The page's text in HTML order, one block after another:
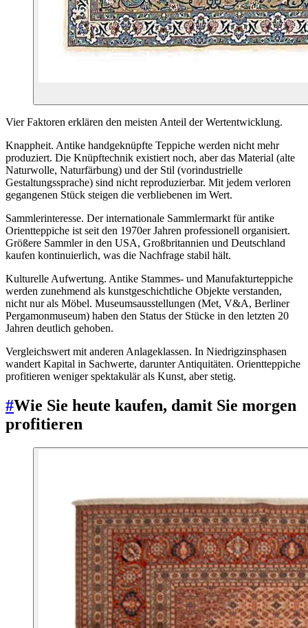
Vier Faktoren erklären den meisten Anteil der Wertentwicklung.
Knappheit. Antike handgeknüpfte Teppiche werden nicht mehr
produziert. Die Knüpftechnik existiert noch, aber das Material (alte
Naturwolle, Naturfärbung) und der Stil (vorindustrielle
Gestaltungssprache) sind nicht reproduzierbar. Mit jedem verloren
gegangenen Stück steigen die verbliebenen im Wert.
Sammlerinteresse. Der internationale Sammlermarkt für antike
Orientteppiche ist seit den 1970er Jahren professionell organisiert.
Größere Sammler in den USA, Großbritannien und Deutschland
kaufen kontinuierlich, was die Nachfrage stabil hält.
Kulturelle Aufwertung. Antike Stammes- und Manufakturteppiche
werden zunehmend als kunstgeschichtliche Objekte verstanden,
nicht nur als Möbel. Museumsausstellungen (Met, V&A, Berliner
Pergamonmuseum) haben den Status der Stücke in den letzten 20
Jahren deutlich gehoben.
Vergleichswert mit anderen Anlageklassen. In Niedrigzinsphasen
wandert Kapital in Sachwerte, darunter Antiquitäten. Orientteppiche
profitieren weniger spektakulär als Kunst, aber stetig.
#Wie Sie heute kaufen, damit Sie morgen
profitieren